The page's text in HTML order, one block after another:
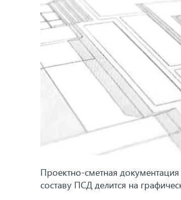
Проектно-сметная
составу ПСД делится на